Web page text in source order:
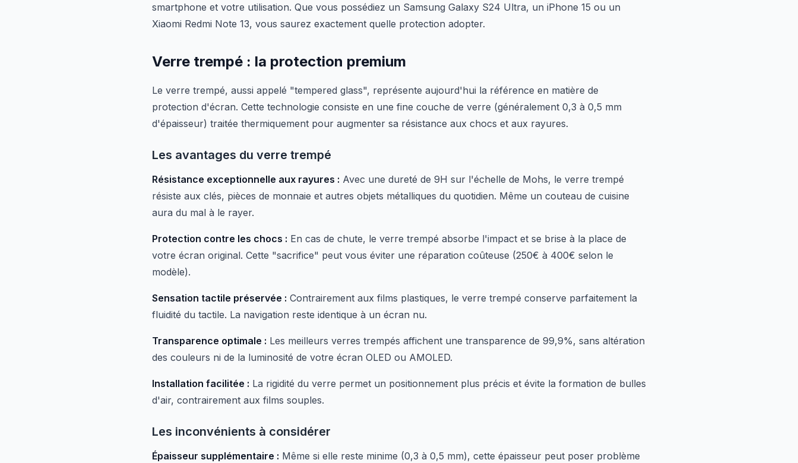
smartphone et votre utilisation. Que vous possédiez un Samsung Galaxy S24 Ultra, un iPhone 15 ou un
Xiaomi Redmi Note 13, vous saurez exactement quelle protection adopter.
Verre trempé : la protection premium
Le verre trempé, aussi appelé "tempered glass", représente aujourd'hui la référence en matière de
protection d'écran. Cette technologie consiste en une fine couche de verre (généralement 0,3 à 0,5 mm
d'épaisseur) traitée thermiquement pour augmenter sa résistance aux chocs et aux rayures.
Les avantages du verre trempé
Résistance exceptionnelle aux rayures : Avec une dureté de 9H sur l'échelle de Mohs, le verre trempé
résiste aux clés, pièces de monnaie et autres objets métalliques du quotidien. Même un couteau de cuisine
aura du mal à le rayer.
Protection contre les chocs : En cas de chute, le verre trempé absorbe l'impact et se brise à la place de
votre écran original. Cette "sacrifice" peut vous éviter une réparation coûteuse (250€ à 400€ selon le
modèle).
Sensation tactile préservée : Contrairement aux films plastiques, le verre trempé conserve parfaitement la
fluidité du tactile. La navigation reste identique à un écran nu.
Transparence optimale : Les meilleurs verres trempés affichent une transparence de 99,9%, sans altération
des couleurs ni de la luminosité de votre écran OLED ou AMOLED.
Installation facilitée : La rigidité du verre permet un positionnement plus précis et évite la formation de bulles
d'air, contrairement aux films souples.
Les inconvénients à considérer
Épaisseur supplémentaire : Même si elle reste minime (0,3 à 0,5 mm), cette épaisseur peut poser problème